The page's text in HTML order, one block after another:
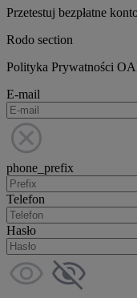
Przetestuj bezpłatne
Rodo section
Polityka Prywatności
E-mail
phone_prefix
Telefon
Hasło